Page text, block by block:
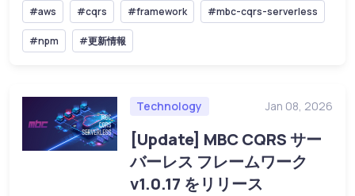
#aws #cqrs #framework #mbc-cqrs-serverless
#npm #更新情報
Technology Jan 08, 2026
[Update] MBC CQRS サー
バーレス フレームワーク
v1.0.17 をリリース